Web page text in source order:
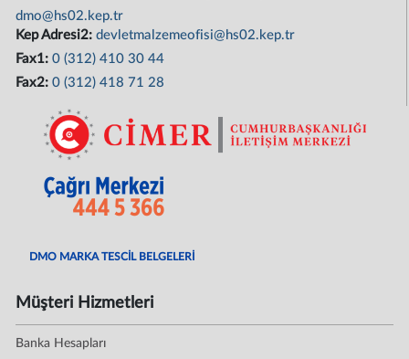
dmo@hs02.kep.tr
Kep Adresi2:devletmalzemeofisi@hs02.kep.tr
Fax1:0 (312) 410 30 44
Fax2:0 (312) 418 71 28
DMO MARKA TESCİL BELGELERİ
Müşteri Hizmetleri
Banka Hesapları